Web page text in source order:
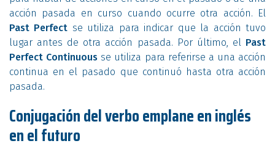
acción pasada en curso cuando ocurre otra acción. El
Past Perfect se utiliza para indicar que la acción tuvo
lugar antes de otra acción pasada. Por último, el Past
Perfect Continuous se utiliza para referirse a una acción
continua en el pasado que continuó hasta otra acción
pasada.
Conjugación del verbo emplane en inglés
en el futuro